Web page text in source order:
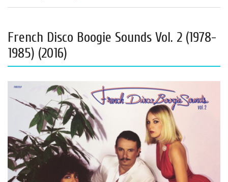
French Disco Boogie Sounds Vol. 2 (1978-
1985) (2016)